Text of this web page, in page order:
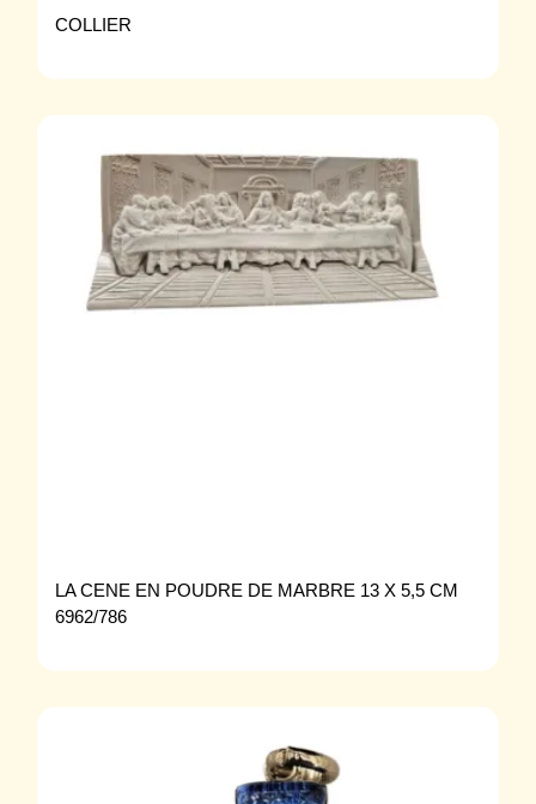
COLLIER
LA CENE EN POUDRE DE MARBRE 13 X 5,5 CM
6962/786